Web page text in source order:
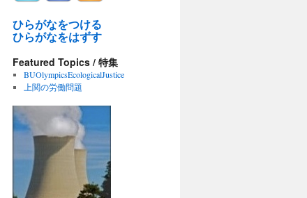
ひらがなをつける
ひらがなをはずす
Featured Topics / 特集
BUOlympicsEcologicalJustice
上関の労働問題